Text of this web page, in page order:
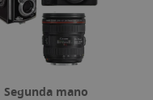
Segunda mano